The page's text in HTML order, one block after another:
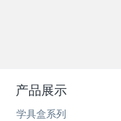
产品展示
学具盒系列